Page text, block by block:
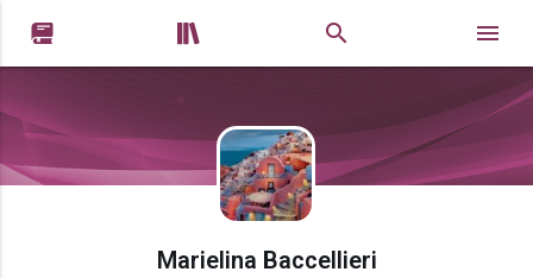
 
Marielina Baccellieri